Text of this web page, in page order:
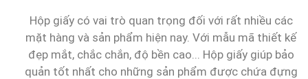
Hộp giấy có vai trò quan trọng đối với rất nhiều các
mặt hàng và sản phẩm hiện nay. Với mẫu mã thiết kế
đẹp mắt, chắc chắn, độ bền cao... Hộp giấy giúp bảo
quản tốt nhất cho những sản phẩm được chứa đựng